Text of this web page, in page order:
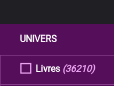
UNIVERS
Livres (36210)